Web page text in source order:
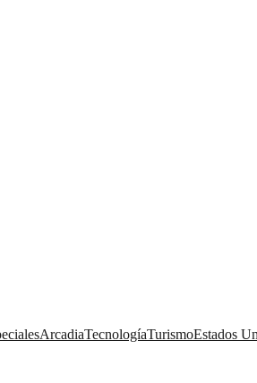
ArcadiaTecnologíaTurismoEstados